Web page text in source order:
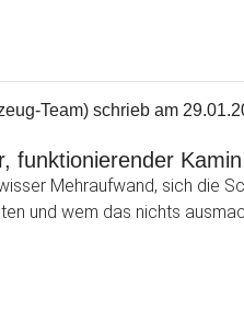
Team) schrieb am
funktionierender
Mehraufwand, sich die
und wem das nichts